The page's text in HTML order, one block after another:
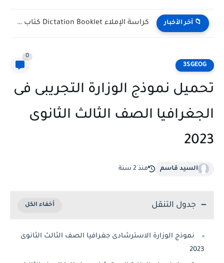
آخر الأخبار كراسة الإملاء Dictation Booklet كتاب Gem للصف الأول الثانوي...
نموذج الوزارة التجريبى فى
الصف الثالث الثانوى
السيد قاسم منذ 2 سنة
جدول التنقل
نموذج الوزارة الاسترشادى جغرافيا الصف الثالث الثانوى